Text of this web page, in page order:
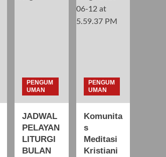
PENGUM
UMAN
JADWAL
PELAYAN
LITURGI
BULAN
PENGUM
UMAN
Komunita
s
Meditasi
Kristiani